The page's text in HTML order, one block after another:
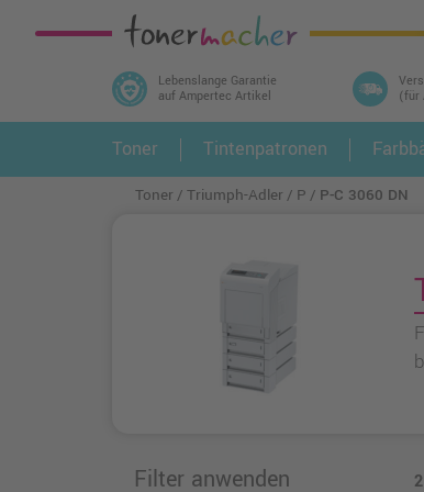
Lebenslange Garantie
auf Ampertec Artikel
(für
In 3 einfachen Schritten ihr Druckermodell
und alle dazu passenden Artikel finden ➤
Toner Tintenpatronen
Toner Triumph-Adler P P-C 3060 DN
Filter anwenden 2